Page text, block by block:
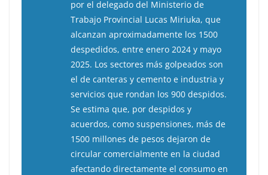
por el delegado del Ministerio de
Trabajo Provincial Lucas Miriuka, que
alcanzan aproximadamente los 1500
despedidos, entre enero 2024 y mayo
2025. Los sectores más golpeados son
el de canteras y cemento e industria y
servicios que rondan los 900 despidos.
Se estima que, por despidos y
acuerdos, como suspensiones, más de
1500 millones de pesos dejaron de
circular comercialmente en la ciudad
afectando directamente el consumo en